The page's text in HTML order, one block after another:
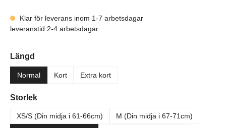
Klar för leverans inom 1-7 arbetsdagar
leveranstid 2-4 arbetsdagar
Välj
Längd
Normal Kort Extra kort
Välj
Storlek
XS/S (Din midja i 61-66cm) M (Din midja i 67-71cm)